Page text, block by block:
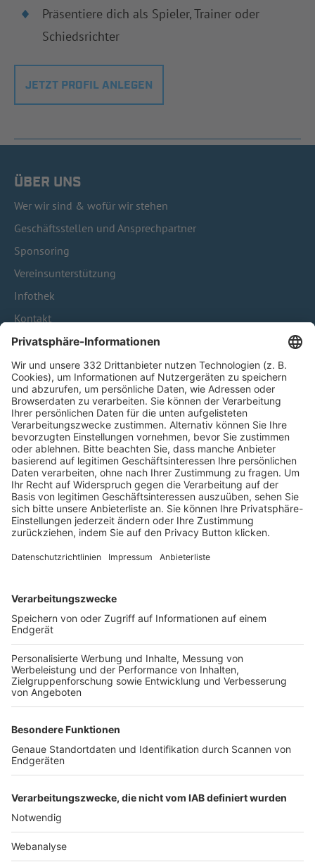
Präsentiere dich als Spieler, Trainer oder
Schiedsrichter
JETZT PROFIL ANLEGEN
ÜBER UNS
Wer wir sind & wofür wir stehen
Geschäftsstellen und Ansprechpartner
Sponsoring
Vereinsunterstützung
Infothek
Kontakt
HÄUFIG BESUCHTE SEITEN
Pässe und Vereinswechsel
Trainerausbildung
Schulungsangebot Vereinsmitarbeiter
BFV-Geschäftsstellen
Trainerbörse
Login SpielPlus
FOLGE DEM BFV
TOP-VEREINE
TOP-PARTNER